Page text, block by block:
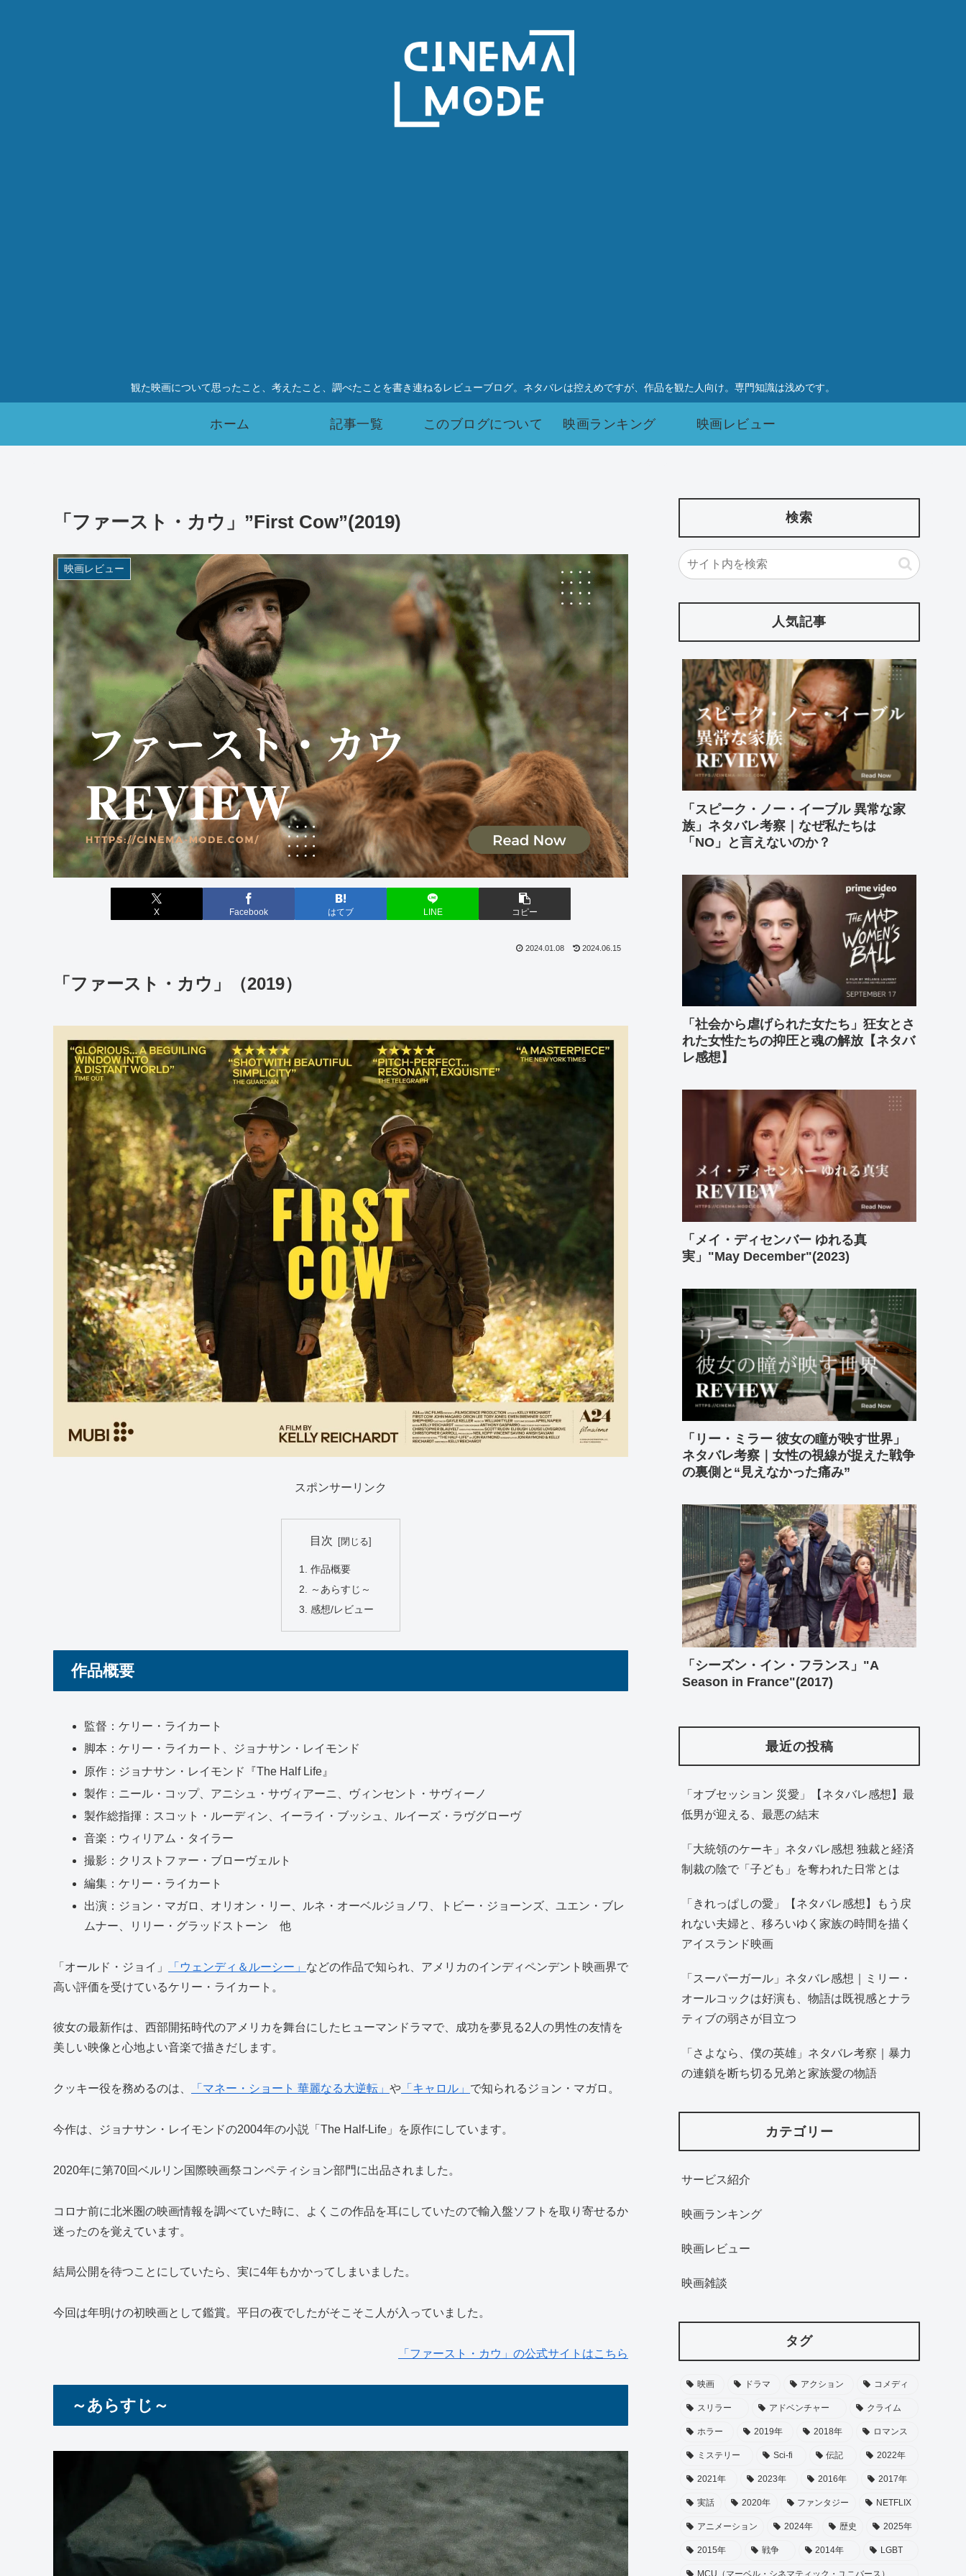
観た映画について思ったこと、考えたこと、調べたことを書き連ねるレビューブログ。ネタバレは控えめですが、作品を観た人向け。専門知識は浅めです。
ホーム 記事一覧 このブログについて 映画ランキング 映画レビュー
「ファースト・カウ」”First Cow”(2019)
映画レビュー
X Facebook はてブ LINE コピー
2024.01.08 2024.06.15
「ファースト・カウ」（2019）
スポンサーリンク
目次
作品概要
～あらすじ～
感想/レビュー
作品概要
監督：ケリー・ライカート
脚本：ケリー・ライカート、ジョナサン・レイモンド
原作：ジョナサン・レイモンド『The Half Life』
製作：ニール・コップ、アニシュ・サヴィアーニ、ヴィンセント・サヴィーノ
製作総指揮：スコット・ルーディン、イーライ・ブッシュ、ルイーズ・ラヴグローヴ
音楽：ウィリアム・タイラー
撮影：クリストファー・ブローヴェルト
編集：ケリー・ライカート
出演：ジョン・マガロ、オリオン・リー、ルネ・オーベルジョノワ、トビー・ジョーンズ、ユエン・ブレ
ムナー、リリー・グラッドストーン 他
「オールド・ジョイ」 「ウェンディ＆ルーシー」 などの作品で知られ、アメリカのインディペンデント映画界で
高い評価を受けているケリー・ライカート。
彼女の最新作は、西部開拓時代のアメリカを舞台にしたヒューマンドラマで、成功を夢見る2人の男性の友情を
美しい映像と心地よい音楽で描きだします。
クッキー役を務めるのは、 「マネー・ショート 華麗なる大逆転」 や 「キャロル」 で知られるジョン・マガロ。
今作は、ジョナサン・レイモンドの2004年の小説「The Half-Life」を原作にしています。
2020年に第70回ベルリン国際映画祭コンペティション部門に出品されました。
コロナ前に北米圏の映画情報を調べていた時に、よくこの作品を耳にしていたので輸入盤ソフトを取り寄せるか
迷ったのを覚えています。
結局公開を待つことにしていたら、実に4年もかかってしまいました。
今回は年明けの初映画として鑑賞。平日の夜でしたがそこそこ人が入っていました。
「ファースト・カウ」の公式サイトはこちら
～あらすじ～
検索
人気記事
「スピーク・ノー・イーブル 異常な家
族」ネタバレ考察｜なぜ私たちは
「NO」と言えないのか？
「社会から虐げられた女たち」狂女とさ
れた女性たちの抑圧と魂の解放【ネタバ
レ感想】
「メイ・ディセンバー ゆれる真
実」"May December"(2023)
「リー・ミラー 彼女の瞳が映す世界」
ネタバレ考察｜女性の視線が捉えた戦争
の裏側と“見えなかった痛み”
「シーズン・イン・フランス」"A
Season in France"(2017)
最近の投稿
「オブセッション 災愛」【ネタバレ感想】最
低男が迎える、最悪の結末
「大統領のケーキ」ネタバレ感想 独裁と経済
制裁の陰で「子ども」を奪われた日常とは
「きれっぱしの愛」【ネタバレ感想】もう戻
れない夫婦と、移ろいゆく家族の時間を描く
アイスランド映画
「スーパーガール」ネタバレ感想｜ミリー・
オールコックは好演も、物語は既視感とナラ
ティブの弱さが目立つ
「さよなら、僕の英雄」ネタバレ考察｜暴力
の連鎖を断ち切る兄弟と家族愛の物語
カテゴリー
サービス紹介
映画ランキング
映画レビュー
映画雑談
タグ
映画 ドラマ アクション コメディ
スリラー アドベンチャー クライム
ホラー 2019年 2018年 ロマンス
ミステリー Sci-fi 伝記 2022年
2021年 2023年 2016年 2017年
実話 2020年 ファンタジー NETFLIX
アニメーション 2024年 歴史 2025年
2015年 戦争 2014年 LGBT
MCU（マーベル・シネマティック・ユニバース）